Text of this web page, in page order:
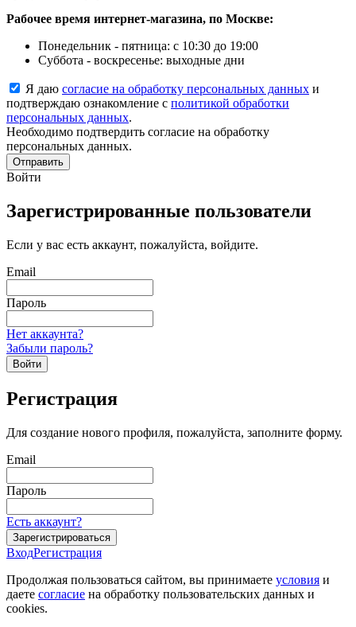
Рабочее время интернет-магазина, по Москве:
Понедельник - пятница: с 10:30 до 19:00
Суббота - воскресенье: выходные дни
Я даю согласие на обработку персональных данных и
подтверждаю ознакомление с политикой обработки
персональных данных.
Необходимо подтвердить согласие на обработку
персональных данных.
Отправить
Войти
Зарегистрированные пользователи
Если у вас есть аккаунт, пожалуйста, войдите.
Email
Пароль
Нет аккаунта?
Забыли пароль?
Войти
Регистрация
Для создание нового профиля, пожалуйста, заполните форму.
Email
Пароль
Есть аккаунт?
Зарегистрироваться
ВходРегистрация
Продолжая пользоваться сайтом, вы принимаете условия и
даете согласие на обработку пользовательских данных и
cookies.